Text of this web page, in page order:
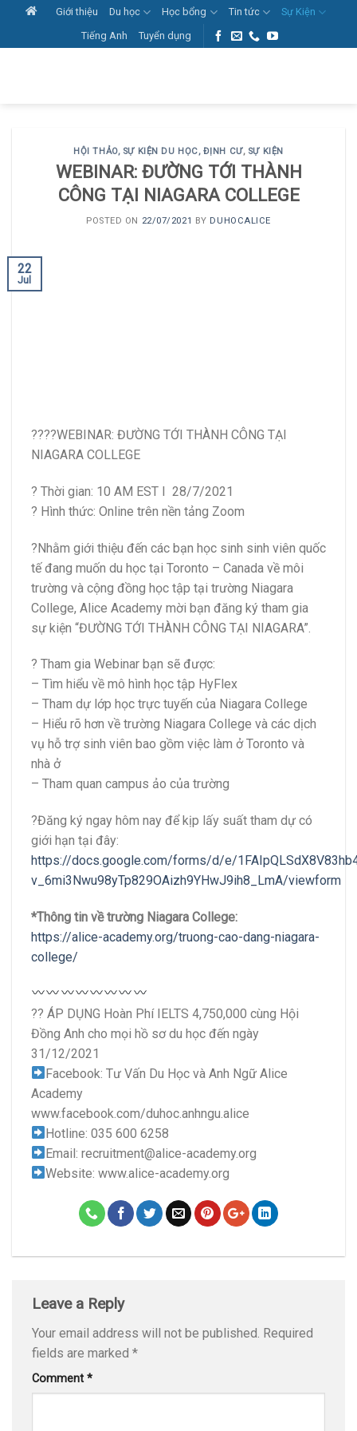
content
Giới thiệu Du học Học bổng Tin tức
Sự Kiện
Tiếng Anh
Tuyển dụng
HỘI THẢO, SỰ KIỆN DU HỌC, ĐỊNH CƯ, SỰ KIỆN
WEBINAR: ĐƯỜNG TỚI THÀNH
CÔNG TẠI NIAGARA COLLEGE
POSTED ON 22/07/2021 BY DUHOCALICE
22
Jul
????WEBINAR: ĐƯỜNG TỚI THÀNH CÔNG TẠI
NIAGARA COLLEGE
? Thời gian: 10 AM EST I 28/7/2021
? Hình thức: Online trên nền tảng Zoom
?Nhằm giới thiệu đến các bạn học sinh sinh viên quốc
tế đang muốn du học tại Toronto – Canada về môi
trường và cộng đồng học tập tại trường Niagara
College, Alice Academy mời bạn đăng ký tham gia
sự kiện “ĐƯỜNG TỚI THÀNH CÔNG TẠI NIAGARA”.
️? Tham gia Webinar bạn sẽ được:
– Tìm hiểu về mô hình học tập HyFlex
– Tham dự lớp học trực tuyến của Niagara College
– Hiểu rõ hơn về trường Niagara College và các dịch
vụ hỗ trợ sinh viên bao gồm việc làm ở Toronto và
nhà ở
– Tham quan campus ảo của trường
?Đăng ký ngay hôm nay để kịp lấy suất tham dự có
giới hạn tại đây:
https://docs.google.com/forms/d/e/
v_6mi3Nwu98yTp829OAizh9YHwJ9ih8_LmA/viewform
*Thông tin về trường Niagara College:
https://alice-academy.org/truong-cao-dang-niagara-
college/
?? ÁP DỤNG Hoàn Phí IELTS 4,750,000 cùng Hội
Đồng Anh cho mọi hồ sơ du học đến ngày
31/12/2021
Facebook: Tư Vấn Du Học và Anh Ngữ Alice
Academy
www.facebook.com/duhoc.anhngu.alice
Hotline: 035 600 6258
Email: recruitment@alice-academy.org
Website: www.alice-academy.org
Leave a Reply
Your email address will not be published. Required
fields are marked *
Comment *